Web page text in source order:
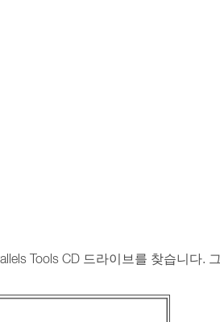
Tools CD 드라이브를 찾습니다.